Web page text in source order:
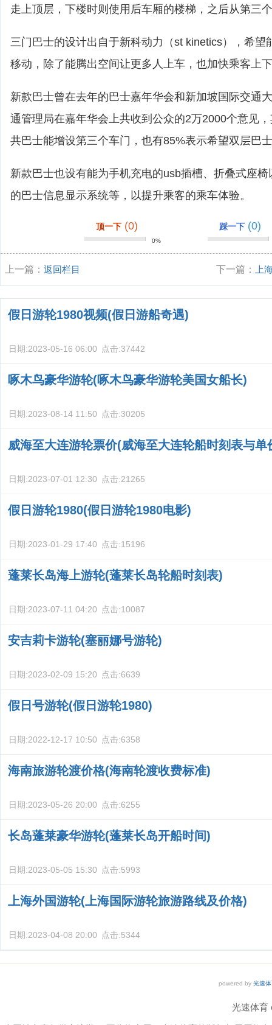
走上顶层，下楼时则使用后车厢的楼梯，之后从第三
三门巴士的设计出自于新科动力（st kinetics），希望
移动，除了能腾出空间让更多人上车，也加快乘客上
新款巴士曾在去年的巴士嘉年华会和新加坡国际交通
通管理局在嘉年华会上共收到公众的2万2000个意见
共巴士能增设第三个车门，也有85%表示希望双层巴
新款巴士也设有能为手机充电的usb插槽、折叠式座
的巴士信息显示系统等，以提升乘客的乘车体验。
顶一下 (0)
0%
踩一下 (0)
上一篇： 返回栏目 下一篇： 上
假日游轮1980视频(假日游船奇遇)
日期:2023-05-16 06:00 点击:37442
啄木鸟豪华游轮(啄木鸟豪华游轮美国女船长)
日期:2023-08-14 11:50 点击:30205
威海至大连游轮票价(威海至大连轮船时刻表与单
日期:2023-07-01 12:30 点击:21265
假日游轮1980(假日游轮1980电影)
日期:2023-01-29 17:40 点击:15196
蓬莱长岛海上游轮(蓬莱长岛轮船时刻表)
日期:2023-07-11 04:20 点击:10087
安吉莉卡游轮(塞丽娜号游轮)
日期:2023-02-09 15:20 点击:6639
假日号游轮(假日游轮1980)
日期:2022-12-17 10:50 点击:6358
海南旅游轮渡价格(海南轮渡收费标准)
日期:2023-05-26 20:00 点击:6255
长岛蓬莱豪华游轮(蓬莱长岛开船时间)
日期:2023-05-05 15:30 点击:5993
上海外国游轮(上海国际游轮旅游路线及价格)
日期:2023-04-08 20:00 点击:5344
powered by 光速
光速体育